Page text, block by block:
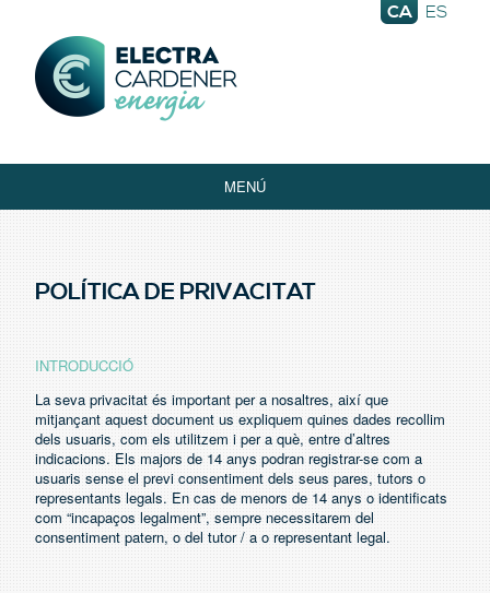
CA ES
QUI SOM
OFICINA VIRTUAL
FAQS
CONTACTE
CARDENER DISTRIBUCIÓ
Accés i connexió
MENÚ
POLÍTICA DE PRIVACITAT
INTRODUCCIÓ
La seva privacitat és important per a nosaltres, així que
mitjançant aquest document us expliquem quines dades recollim
dels usuaris, com els utilitzem i per a què, entre d’altres
indicacions. Els majors de 14 anys podran registrar-se com a
usuaris sense el previ consentiment dels seus pares, tutors o
representants legals. En cas de menors de 14 anys o identificats
com “incapaços legalment”, sempre necessitarem del
consentiment patern, o del tutor / a o representant legal.